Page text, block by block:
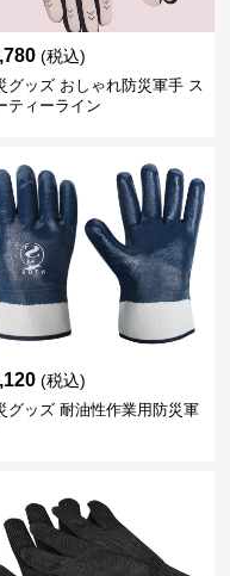
(税込)
グッズ おしゃれ防災軍手 ス
ティーライン
(税込)
グッズ 耐油性作業用防災軍